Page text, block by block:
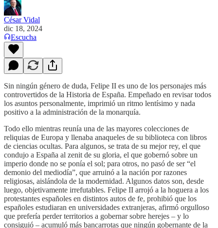
César Vidal
dic 18, 2024
Escucha
Sin ningún género de duda, Felipe II es uno de los personajes más
controvertidos de la Historia de España. Empeñado en revisar todos
los asuntos personalmente, imprimió un ritmo lentísimo y nada
positivo a la administración de la monarquía.
Todo ello mientras reunía una de las mayores colecciones de
reliquias de Europa y llenaba anaqueles de su biblioteca con libros
de ciencias ocultas. Para algunos, se trata de su mejor rey, el que
condujo a España al zenit de su gloria, el que gobernó sobre un
imperio donde no se ponía el sol; para otros, no pasó de ser “el
demonio del mediodía”, que arruinó a la nación por razones
religiosas, aislándola de la modernidad. Algunos datos son, desde
luego, objetivamente irrefutables. Felipe II arrojó a la hoguera a los
protestantes españoles en distintos autos de fe, prohibió que los
españoles estudiaran en universidades extranjeras, afirmó orgulloso
que prefería perder territorios a gobernar sobre herejes – y lo
consiguió – acumuló más bancarrotas que ningún gobernante de la